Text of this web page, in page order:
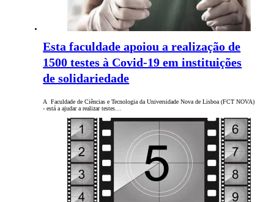
Esta faculdade apoiou a realização de
1500 testes à Covid-19 em instituições
de solidariedade
A Faculdade de Ciências e Tecnologia da Universidade Nova de Lisboa (FCT NOVA)
- está a ajudar a realizar testes…